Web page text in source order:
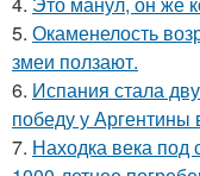
5. Окаменелость
змеи ползают.
6. Испания стала
победу у
7. Находка века под